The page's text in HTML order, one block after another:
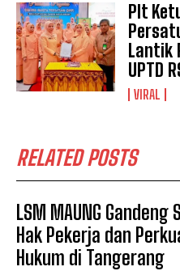
Plt
Lantik
UPTD
VIRAL
RELATED POSTS
LSM MAUNG
Hak Pekerja dan
Hukum di Tangerang